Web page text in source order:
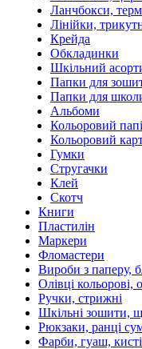
Ланчбокси,
Лінійки,
Крейда
Обкладинки
Шкільний
Папки для
Папки для
Альбоми
Кольоровий
Кольоровий
Гумки
Стругачки
Клей
Скотч
Книги
Пластилін
Маркери
Фломастери
Вироби з паперу,
Олівці кольорові,
Ручки, стрижні
Шкільні зошити,
Рюкзаки, ранці
Фарби, гуаш, кисті